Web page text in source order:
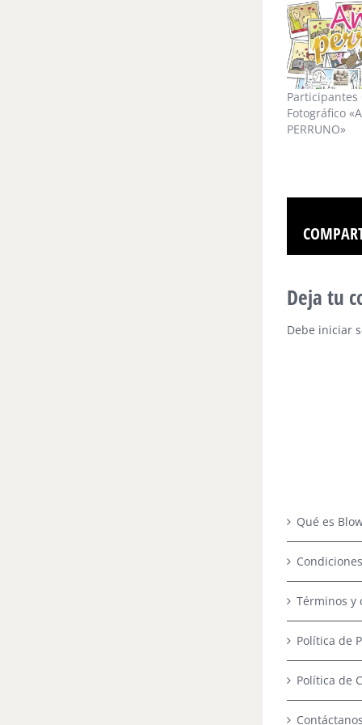
una
ventana
nueva)
Participantes
Fotográfico
PERRUNO»
Deja tu
Debe iniciar
Qué es
Términos y
Política de
Política de
Contáctanos